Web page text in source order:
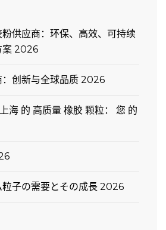
供应商：环保、高效、可持续
案 2026
创新与全球品质 2026
海 的 高质量 橡胶 颗粒： 您 的
粒子の需要とその成長 2026